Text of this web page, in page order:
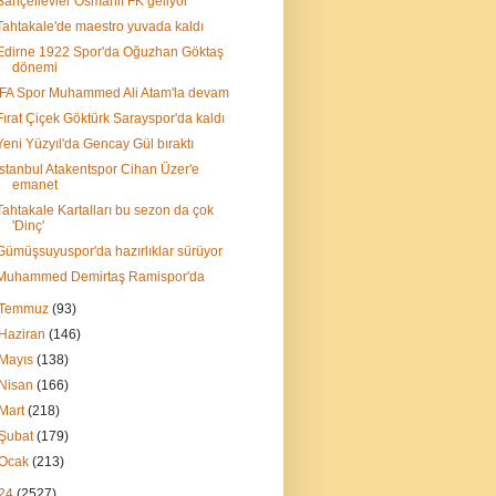
maestro yuvada kaldı
1922 Spor'da Oğuzhan Göktaş
dönemi
İFA Spor Muhammed Ali Atam'la devam
Çiçek Göktürk Sarayspor'da kaldı
Yüzyıl'da Gencay Gül bıraktı
İstanbul Atakentspor Cihan Üzer'e
emanet
Kartalları bu sezon da çok
'Dinç'
hazırlıklar sürüyor
Demirtaş Ramispor'da
(93)
Haziran(146)
Mayıs(138)
Nisan(166)
Mart(218)
(179)
(213)